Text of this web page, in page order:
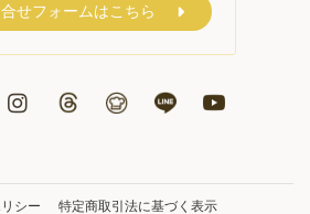
せフォームはこちら
シー 特定商取引法に基づく表示